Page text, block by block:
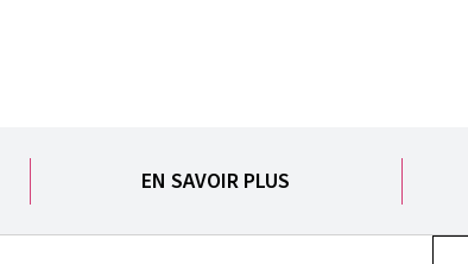
EN SAVOIR PLUS